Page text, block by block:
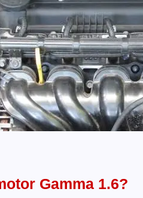
Gamma 1.6?